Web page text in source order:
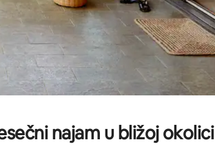
najam u bližoj okolici